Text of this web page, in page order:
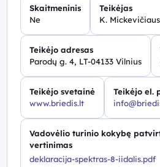
Skaitmeninis
Ne
Teikėjas
K.
Teikėjo adresas
Parodų g. 4, LT-04133 Vilnius
Teikėjo svetainė
www.briedis.lt
Teikėjo el.
Vadovėlio turinio kokybę
vertinimas
deklaracija-spektras-8-iidalis.pdf